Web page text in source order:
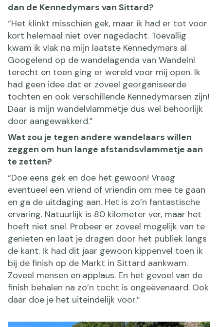
dan de Kennedymars van Sittard?
“Het klinkt misschien gek, maar ik had er tot voor
kort helemaal niet over nagedacht. Toevallig
kwam ik vlak na mijn laatste Kennedymars al
Googelend op de wandelagenda van Wandelnl
terecht en toen ging er wereld voor mij open. Ik
had geen idee dat er zoveel georganiseerde
tochten en ook verschillende Kennedymarsen zijn!
Daar is mijn wandelvlammetje dus wel behoorlijk
door aangewakkerd.”
Wat zou je tegen andere wandelaars willen
zeggen om hun lange afstandsvlammetje aan
te zetten?
“Doe eens gek en doe het gewoon! Vraag
eventueel een vriend of vriendin om mee te gaan
en ga de uitdaging aan. Het is zo’n fantastische
ervaring. Natuurlijk is 80 kilometer ver, maar het
hoeft niet snel. Probeer er zoveel mogelijk van te
genieten en laat je dragen door het publiek langs
de kant. Ik had dit jaar gewoon kippenvel toen ik
bij de finish op de Markt in Sittard aankwam.
Zoveel mensen en applaus. En het gevoel van de
finish behalen na zo’n tocht is ongeëvenaard. Ook
daar doe je het uiteindelijk voor.”